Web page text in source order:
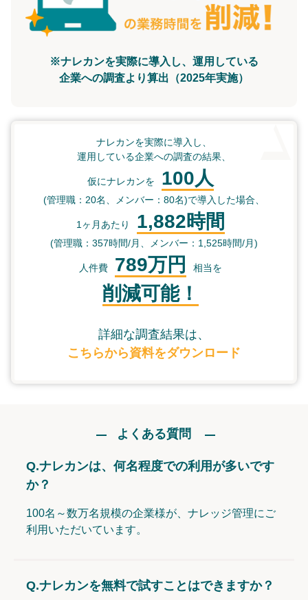
※ナレカンを実際に導入し、運用している
企業への調査より算出（2025年実施）
ナレカンを実際に導入し、
運用している企業への調査の結果、
仮にナレカンを 100人
(管理職：20名、メンバー：80名)で導入した場合、
1ヶ月あたり 1,882時間
(管理職：357時間/月、メンバー：1,525時間/月)
人件費 789万円 相当を
削減可能！
詳細な調査結果は、
こちらから資料をダウンロード
よくある質問
Q.ナレカンは、何名程度での利用が多いです
か？
100名～数万名規模の企業様が、ナレッジ管理にご
利用いただいています。
Q.ナレカンを無料で試すことはできますか？